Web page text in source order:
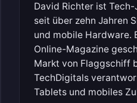
David Richter ist
seit über zehn Jahren
und mobile Hardware.
Online-Magazine
Markt von Flaggschiff
TechDigitals
Tablets und mobiles